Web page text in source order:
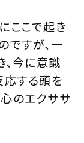
ここで起き
ですが、一
今に意識
応する頭を
のエクササ